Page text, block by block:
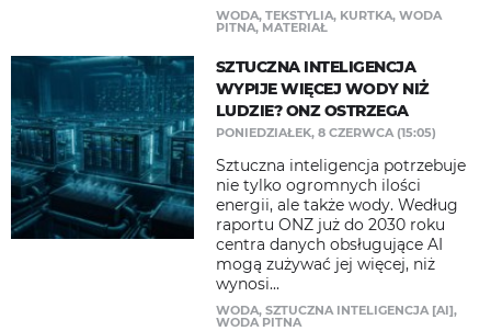
WODA, TEKSTYLIA, KURTKA, WODA
PITNA, MATERIAŁ
SZTUCZNA INTELIGENCJA
WYPIJE WIĘCEJ WODY NIŻ
LUDZIE? ONZ OSTRZEGA
PONIEDZIAŁEK, 8 CZERWCA (15:05)
Sztuczna inteligencja potrzebuje
nie tylko ogromnych ilości
energii, ale także wody. Według
raportu ONZ już do 2030 roku
centra danych obsługujące AI
mogą zużywać jej więcej, niż
wynosi...
WODA, SZTUCZNA INTELIGENCJA [AI],
WODA PITNA